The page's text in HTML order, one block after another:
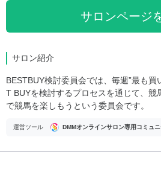
サロンページ
サロン紹介
BESTBUY検討委員会では、毎週”最も買
T BUYを検討するプロセスを通じて、競
で競馬を楽しもうという委員会です。
運営ツール DMMオンラインサロン専用コミュニ